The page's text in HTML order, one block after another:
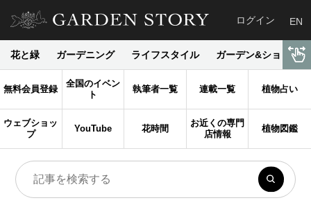
ログイン EN
花と緑 ガーデニング ライフスタイル ガーデン&ショップ
無料会員登録
全国のイベン
ト
執筆者一覧 連載一覧 植物占い
ウェブショッ
プ
YouTube 花時間
お近くの専門
店情報
植物図鑑